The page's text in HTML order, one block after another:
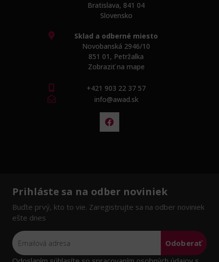
Bratislava, 841 04
Slovensko
Sklad a odberné miesto
Novobanská 2946/10
851 01, Petržalka
Zobraziť na mape
+421 903 22 37 57
info@awad.sk
Prihláste sa na odber noviniek
Buďte prvý, kto to vie. Zaregistrujte sa na odber noviniek
ešte dnes
Odoberať